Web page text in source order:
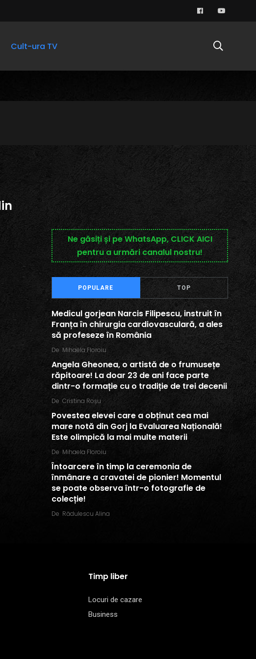
Cult-ura TV
Ne găsiți și pe WhatsApp, CLICK AICI
pentru a urmări canalul nostru!
POPULARE TOP
Medicul gorjean Narcis Filipescu, instruit în
Franța în chirurgia cardiovasculară, a ales
să profeseze în România
De Mihaela Floroiu
Angela Gheonea, o artistă de o frumusețe
răpitoare! La doar 23 de ani face parte
dintr-o formație cu o tradiție de trei decenii
De Cristina Roșu
Povestea elevei care a obținut cea mai
mare notă din Gorj la Evaluarea Națională!
Este olimpică la mai multe materii
De Mihaela Floroiu
Întoarcere în timp la ceremonia de
înmânare a cravatei de pionier! Momentul
se poate observa într-o fotografie de
colecție!
De Rădulescu Alina
Timp liber
Locuri de cazare
Business